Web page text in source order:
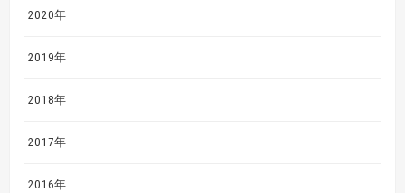
2020年
2019年
2018年
2017年
2016年